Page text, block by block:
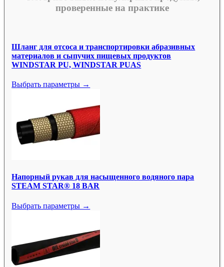
проверенные на практике
Шланг для отсоса и транспортировки абразивных
материалов и сыпучих пищевых продуктов
WINDSTAR PU, WINDSTAR PUAS
Выбрать параметры →
Напорный рукав для насыщенного водяного пара
STEAM STAR® 18 BAR
Выбрать параметры →